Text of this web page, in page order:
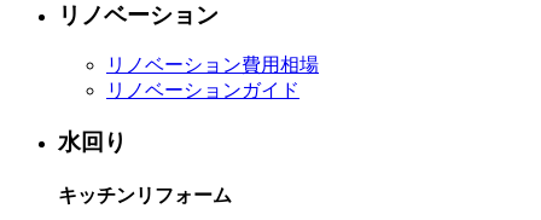
リノベーション
リノベーション費用相場
リノベーションガイド
水回り
キッチンリフォーム